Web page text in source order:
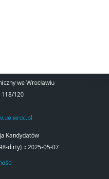
we Wrocławiu
118/120
Kandydatów
dirty) :: 2025-05-07